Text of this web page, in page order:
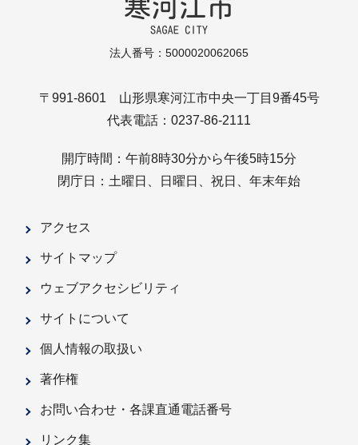
法人番号：5000020062065
〒991-8601 山形県寒河江市中央一丁目9番45号
代表電話：0237-86-2111
開庁時間：午前8時30分から午後5時15分
閉庁日：土曜日、日曜日、祝日、年末年始
アクセス
サイトマップ
ウェブアクセシビリティ
サイトについて
個人情報の取扱い
著作権
お問い合わせ・各課直通電話番号
リンク集